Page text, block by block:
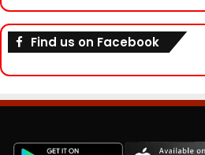
Find us on Facebook